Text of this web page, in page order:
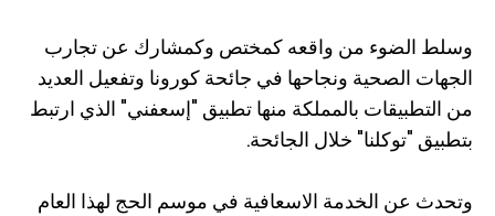
وسلط الضوء من واقعه كمختص وكمشارك عن تجارب
الجهات الصحية ونجاحها في جائحة كورونا وتفعيل العديد
من التطبيقات بالمملكة منها تطبيق "إسعفني" الذي ارتبط
بتطبيق "توكلنا" خلال الجائحة.
وتحدث عن الخدمة الاسعافية في موسم الحج لهذا العام